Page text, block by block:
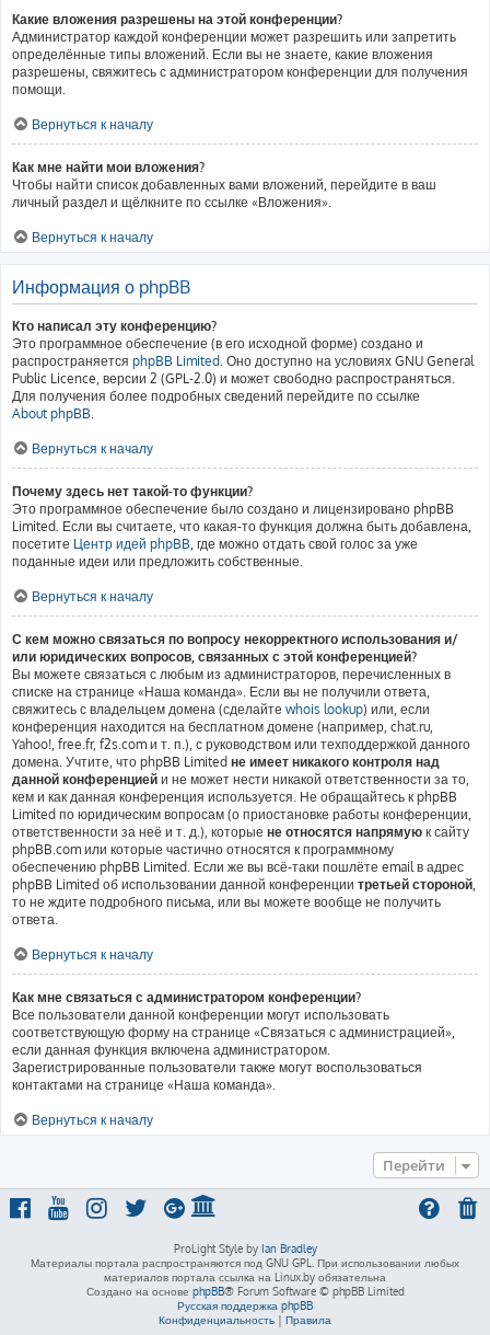
Какие вложения разрешены на этой конференции?
Администратор каждой конференции может разрешить или запретить
определённые типы вложений. Если вы не знаете, какие вложения
разрешены, свяжитесь с администратором конференции для получения
помощи.
Вернуться к началу
Как мне найти мои вложения?
Чтобы найти список добавленных вами вложений, перейдите в ваш
личный раздел и щёлкните по ссылке «Вложения».
Вернуться к началу
Информация о phpBB
Кто написал эту конференцию?
Это программное обеспечение (в его исходной форме) создано и
распространяется phpBB Limited. Оно доступно на условиях GNU General
Public Licence, версии 2 (GPL-2.0) и может свободно распространяться.
Для получения более подробных сведений перейдите по ссылке
About phpBB.
Вернуться к началу
Почему здесь нет такой-то функции?
Это программное обеспечение было создано и лицензировано phpBB
Limited. Если вы считаете, что какая-то функция должна быть добавлена,
посетите Центр идей phpBB, где можно отдать свой голос за уже
поданные идеи или предложить собственные.
Вернуться к началу
С кем можно связаться по вопросу некорректного использования и/
или юридических вопросов, связанных с этой конференцией?
Вы можете связаться с любым из администраторов, перечисленных в
списке на странице «Наша команда». Если вы не получили ответа,
свяжитесь с владельцем домена (сделайте whois lookup) или, если
конференция находится на бесплатном домене (например, chat.ru,
Yahoo!, free.fr, f2s.com и т. п.), с руководством или техподдержкой данного
домена. Учтите, что phpBB Limited не имеет никакого контроля над
данной конференцией и не может нести никакой ответственности за то,
кем и как данная конференция используется. Не обращайтесь к phpBB
Limited по юридическим вопросам (о приостановке работы конференции,
ответственности за неё и т. д.), которые не относятся напрямую к сайту
phpBB.com или которые частично относятся к программному
обеспечению phpBB Limited. Если же вы всё-таки пошлёте email в адрес
phpBB Limited об использовании данной конференции третьей стороной,
то не ждите подробного письма, или вы можете вообще не получить
ответа.
Вернуться к началу
Как мне связаться с администратором конференции?
Все пользователи данной конференции могут использовать
соответствующую форму на странице «Связаться с администрацией»,
если данная функция включена администратором.
Зарегистрированные пользователи также могут воспользоваться
контактами на странице «Наша команда».
Вернуться к началу
Перейти
ProLight Style by Ian Bradley
Материалы портала распространяются под GNU GPL. При использовании любых
материалов портала ссылка на Linux.by обязательна
Создано на основе phpBB® Forum Software © phpBB Limited
Русская поддержка phpBB
Конфиденциальность | Правила